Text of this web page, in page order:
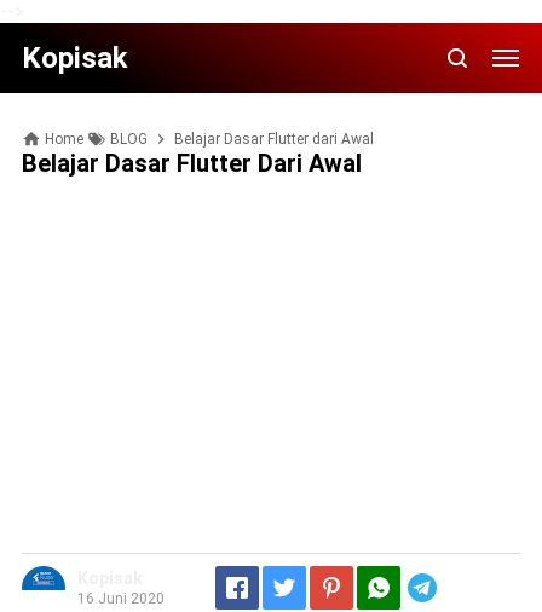
Kopisak
Home BLOG Belajar Dasar Flutter dari Awal
Belajar Dasar Flutter Dari Awal
16 Juni 2020